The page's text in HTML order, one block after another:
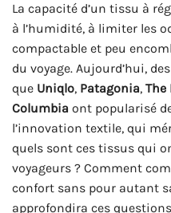
La capacité d’un tissu à
à l’humidité, à limiter les
compactable et peu
du voyage. Aujourd’hui,
que Uniqlo, Patagonia, The
Columbia ont popularisé
l’innovation textile, qui
quels sont ces tissus qui
voyageurs ? Comment
confort sans pour autant
approfondira ces